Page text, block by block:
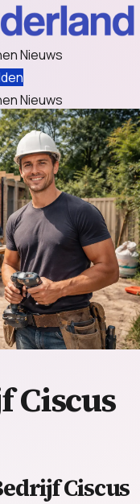
Nieuws
Nieuws
Ciscus
Ciscus